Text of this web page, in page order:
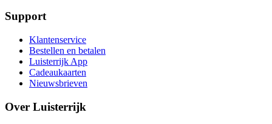
Support
Klantenservice
Bestellen en betalen
Luisterrijk App
Cadeaukaarten
Nieuwsbrieven
Over Luisterrijk